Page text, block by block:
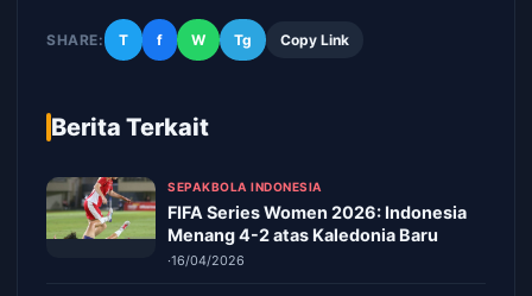
SHARE: T f W Tg Copy Link
Berita Terkait
SEPAKBOLA INDONESIA
FIFA Series Women 2026: Indonesia
Menang 4-2 atas Kaledonia Baru
·16/04/2026